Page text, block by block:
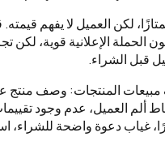
لكن العميل لا يفهم
الحملة الإعلانية قوية، لكن
قبل الشراء.
المنتجات: وصف منتج عام
ألم العميل، عدم وجود
غياب دعوة واضحة للشراء،